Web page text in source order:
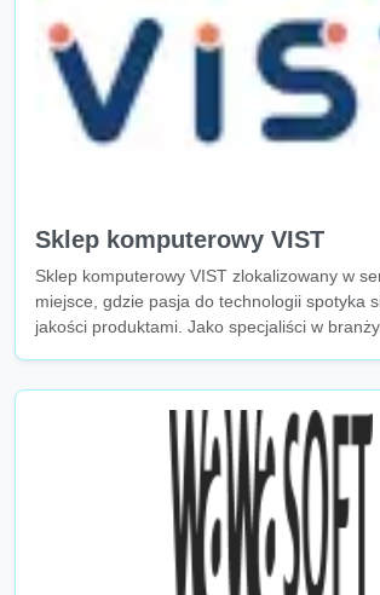
Sklep komputerowy VIST
Sklep komputerowy VIST zlokalizowany w
miejsce, gdzie pasja do technologii spotyka
jakości produktami. Jako specjaliści w